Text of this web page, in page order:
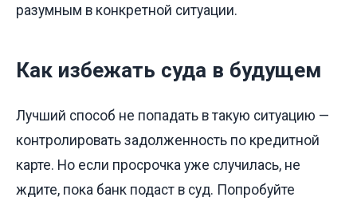
разумным в конкретной ситуации.
Как избежать суда в будущем
Лучший способ не попадать в такую ситуацию —
контролировать задолженность по кредитной
карте. Но если просрочка уже случилась, не
ждите, пока банк подаст в суд. Попробуйте